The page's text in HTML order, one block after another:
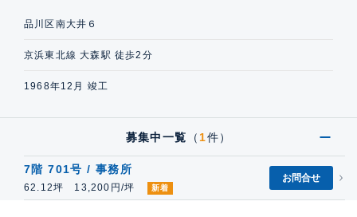
品川区南大井６
京浜東北線 大森駅 徒歩2分
1968年12月 竣工
募集中一覧 （ 1件）
7階 701号 / 事務所
62.12坪 13,200円/坪 新着
お問合せ